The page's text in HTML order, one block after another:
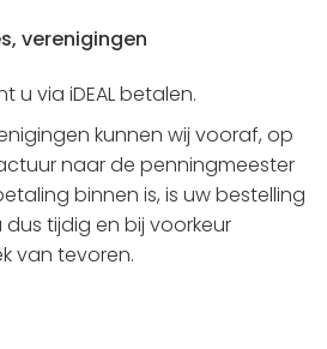
verenigingen
u via iDEAL betalen.
kunnen wij vooraf, op
naar de penningmeester
binnen is, is uw bestelling
tijdig en bij voorkeur
van tevoren.